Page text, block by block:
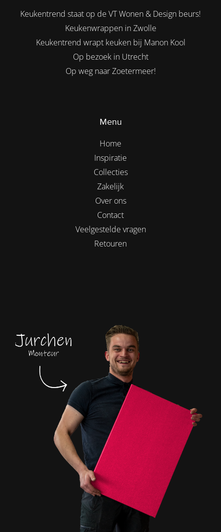
Keukentrend staat op de VT Wonen & Design beurs!
Keukenwrappen in Zwolle
Keukentrend wrapt keuken bij Manon Kool
Op bezoek in Utrecht
Op weg naar Zoetermeer!
Menu
Home
Inspiratie
Collecties
Zakelijk
Over ons
Contact
Veelgestelde vragen
Retouren